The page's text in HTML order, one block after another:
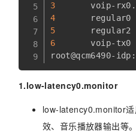
3
4
5
6
voip-tx0
root@qcm6490-
1.low-latency0.monitor
low-latency0.monitor
效、音乐播放器输出等。